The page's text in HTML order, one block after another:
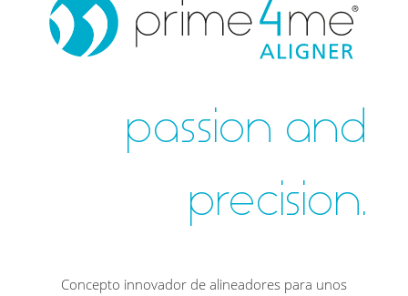
passion and
precision.
Concepto innovador de alineadores para unos